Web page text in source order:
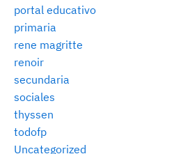
portal educativo
primaria
rene magritte
renoir
secundaria
sociales
thyssen
todofp
Uncategorized